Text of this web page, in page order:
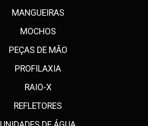
MANGUEIRAS
MOCHOS
PEÇAS DE MÃO
PROFILAXIA
RAIO-X
REFLETORES